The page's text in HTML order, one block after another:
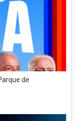
de